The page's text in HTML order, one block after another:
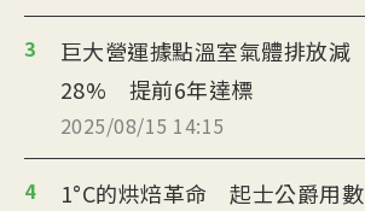
3
巨大營運據點溫室氣體排放減
28% 提前6年達標
2025/08/15 14:15
4
1°C的烘焙革命 起士公爵用數